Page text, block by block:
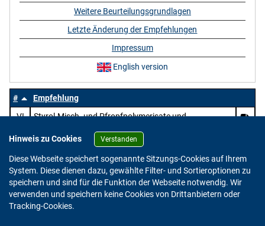
#
Empfehlung
VI
Styrol-Misch- und Pfropfpolymerisate und
Weitere Beurteilungsgrundlagen
Letzte Änderung der Empfehlungen
Impressum
English version
Hinweis zu Cookies Verstanden
Diese Webseite speichert sogenannte Sitzungs-Cookies auf Ihrem
System. Diese dienen dazu, gewählte Filter- und Sortieroptionen zu
speichern und sind für die Funktion der Webseite notwendig. Wir
verwenden und speichern keine Cookies von Drittanbietern oder
Tracking-Cookies.